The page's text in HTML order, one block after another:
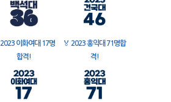
2023 이화여대 17명
합격!
🏅 2023 홍익대 71명합
격!